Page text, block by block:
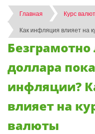
Главная
Курс валют
Как инфляция влияет на
Безграмотно
доллара
инфляции?
влияет на
валюты